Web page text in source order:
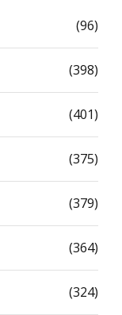
(96)
(398)
(401)
(375)
(379)
(364)
(324)